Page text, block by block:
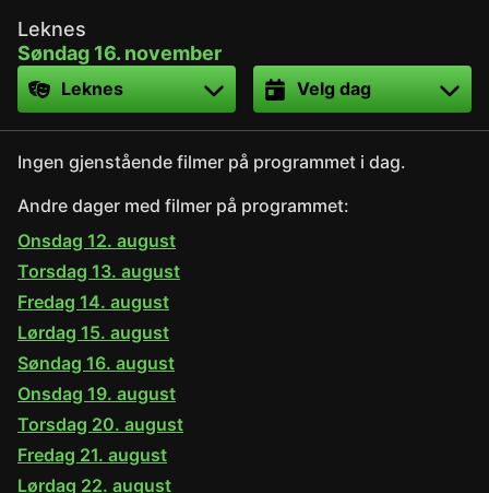
Leknes
Søndag 16. november
Sted
Dato
Ingen gjenstående filmer på programmet i dag.
Andre dager med filmer på programmet:
Onsdag 12. august
Torsdag 13. august
Fredag 14. august
Lørdag 15. august
Søndag 16. august
Onsdag 19. august
Torsdag 20. august
Fredag 21. august
Lørdag 22. august